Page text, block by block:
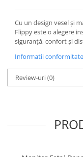
Cu un design vesel și
Flippy este o alegere
siguranță, confort și
Informatii
Review-uri(0)